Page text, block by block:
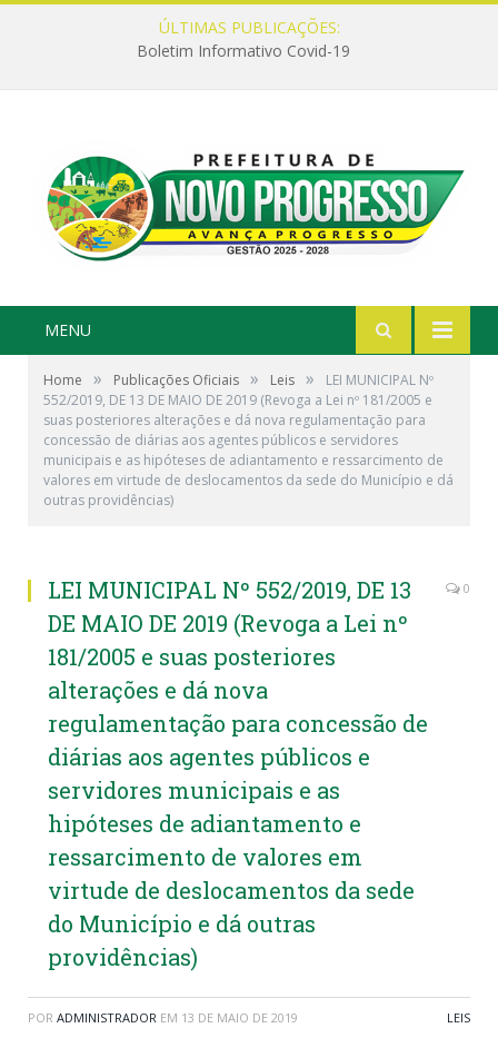
ÚLTIMAS PUBLICAÇÕES:
Boletim Informativo Covid-19
MENU
Home » Publicações Oficiais » Leis »
LEI MUNICIPAL Nº
552/2019, DE 13 DE MAIO DE 2019 (Revoga a Lei nº 181/2005 e
suas posteriores alterações e dá nova regulamentação para
concessão de diárias aos agentes públicos e servidores
municipais e as hipóteses de adiantamento e ressarcimento de
valores em virtude de deslocamentos da sede do Município e dá
outras providências)
LEI MUNICIPAL Nº 552/2019, DE 13
DE MAIO DE 2019 (Revoga a Lei nº
181/2005 e suas posteriores
alterações e dá nova
regulamentação para concessão de
diárias aos agentes públicos e
servidores municipais e as
hipóteses de adiantamento e
ressarcimento de valores em
virtude de deslocamentos da sede
do Município e dá outras
providências)
0
POR ADMINISTRADOR EM 13 DE MAIO DE 2019 LEIS